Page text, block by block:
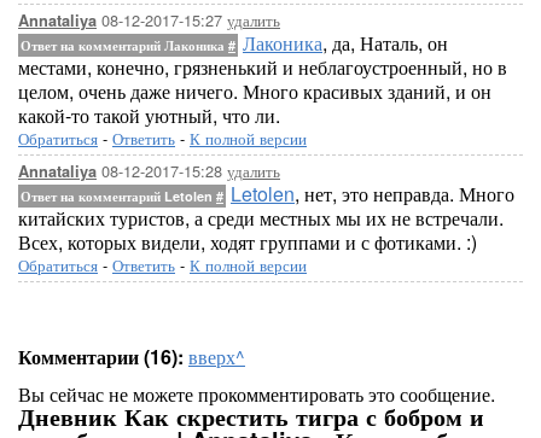
Annataliya 08-12-2017-15:27 удалить
Ответ на комментарий Лаконика # Лаконика, да, Наталь, он
местами, конечно, грязненький и неблагоустроенный, но в
целом, очень даже ничего. Много красивых зданий, и он
какой-то такой уютный, что ли.
Обратиться - Ответить - К полной версии
Annataliya 08-12-2017-15:28 удалить
Ответ на комментарий Letolen # Letolen, нет, это неправда. Много
китайских туристов, а среди местных мы их не встречали.
Всех, которых видели, ходят группами и с фотиками. :)
Обратиться - Ответить - К полной версии
Комментарии (16): вверх^
Вы сейчас не можете прокомментировать это сообщение.
Дневник Как скрестить тигра с бобром и